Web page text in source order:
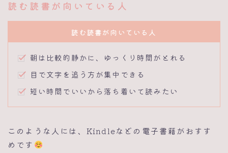
読む読書が向いている人
読む読書が向いている人
朝は比較的静かに、ゆっくり時間がとれる
目で文字を追う方が集中できる
短い時間でいいから落ち着いて読みたい
このような人には、Kindleなどの電子書籍がおすす
めです